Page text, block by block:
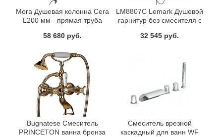
Mora Душевая колонна Cera
L200 мм - прямая труба
58 680 руб.
LM8807C Lemark Душевой
гарнитур без смесителя c
Тропический дождь хром
32 545 руб.
Bugnatese Смеситель
PRINCETON ванна бронза
Смеситель врезной
каскадный для ванн WF